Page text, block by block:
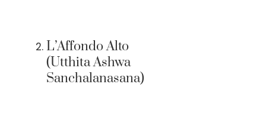
L’Affondo Alto
(Utthita Ashwa
Sanchalanasana)